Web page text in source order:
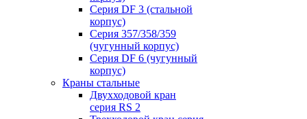
Серия DF 3 (стальной
корпус)
Серия 357/358/359
(чугунный корпус)
Серия DF 6 (чугунный
корпус)
Краны стальные
Двухходовой кран
серия RS 2